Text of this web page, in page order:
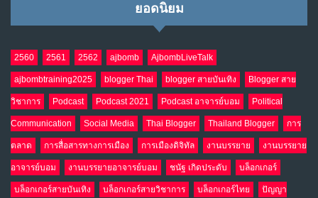
9
NO COMMENTS
10 อินโดนีเซีย กับเกมอำนาจที่มองไม่เห็น
เม.ย. 19, 2026
NO COMMENTS
ยอดนิยม
2560 2561 2562 ajbomb AjbombLiveTalk
ajbombtraining2025 blogger Thai blogger สายบันเทิง Blogger สาย
วิชาการ Podcast Podcast 2021 Podcast อาจารย์บอม Political
Communication Social Media Thai Blogger Thailand Blogger การ
ตลาด การสื่อสารทางการเมือง การเมืองดิจิทัล งานบรรยาย งานบรรยาย
อาจารย์บอม งานบรรยายอาจารย์บอม ชนัฐ เกิดประดับ บล็อกเกอร์
บล็อกเกอร์สายบันเทิง บล็อกเกอร์สายวิชาการ บล็อกเกอร์ไทย ปัญญา